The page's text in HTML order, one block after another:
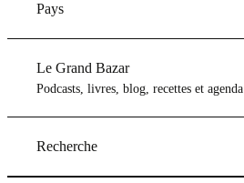
Pays
Le Grand Bazar
Podcasts, livres, blog, recettes et agenda
Recherche